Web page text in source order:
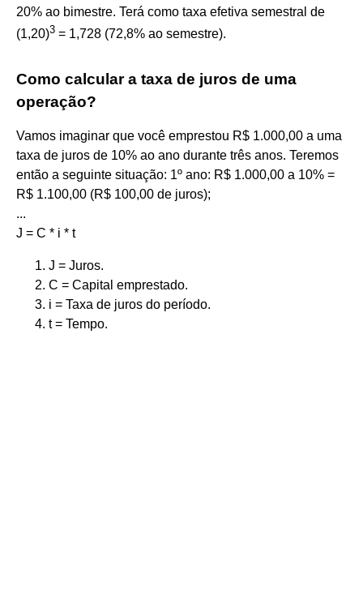
20% ao bimestre. Terá como taxa efetiva semestral de
(1,20)3 = 1,728 (72,8% ao semestre).
Como calcular a taxa de juros de uma
operação?
Vamos imaginar que você emprestou R$ 1.000,00 a uma
taxa de juros de 10% ao ano durante três anos. Teremos
então a seguinte situação: 1º ano: R$ 1.000,00 a 10% =
R$ 1.100,00 (R$ 100,00 de juros);
...
J = C * i * t
J = Juros.
C = Capital emprestado.
i = Taxa de juros do período.
t = Tempo.